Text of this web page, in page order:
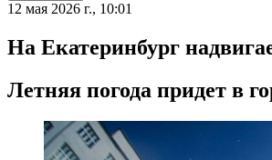
12 мая 2026 г., 10:01
На Екатеринбург
Летняя погода придет в